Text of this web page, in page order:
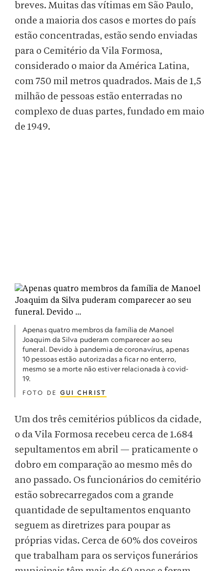
breves. Muitas das vítimas em São Paulo,
onde a maioria dos casos e mortes do país
estão concentradas, estão sendo enviadas
para o Cemitério da Vila Formosa,
considerado o maior da América Latina,
com 750 mil metros quadrados. Mais de 1,5
milhão de pessoas estão enterradas no
complexo de duas partes, fundado em maio
de 1949.
Apenas quatro membros da família de Manoel
Joaquim da Silva puderam comparecer ao seu
funeral. Devido à pandemia de coronavírus, apenas
10 pessoas estão autorizadas a ficar no enterro,
mesmo se a morte não estiver relacionada à covid-
19.
FOTO DE GUI CHRIST
Um dos três cemitérios públicos da cidade,
o da Vila Formosa recebeu cerca de 1.684
sepultamentos em abril — praticamente o
dobro em comparação ao mesmo mês do
ano passado. Os funcionários do cemitério
estão sobrecarregados com a grande
quantidade de sepultamentos enquanto
seguem as diretrizes para poupar as
próprias vidas. Cerca de 60% dos coveiros
que trabalham para os serviços funerários